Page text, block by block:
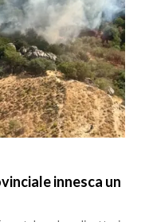
innesca un